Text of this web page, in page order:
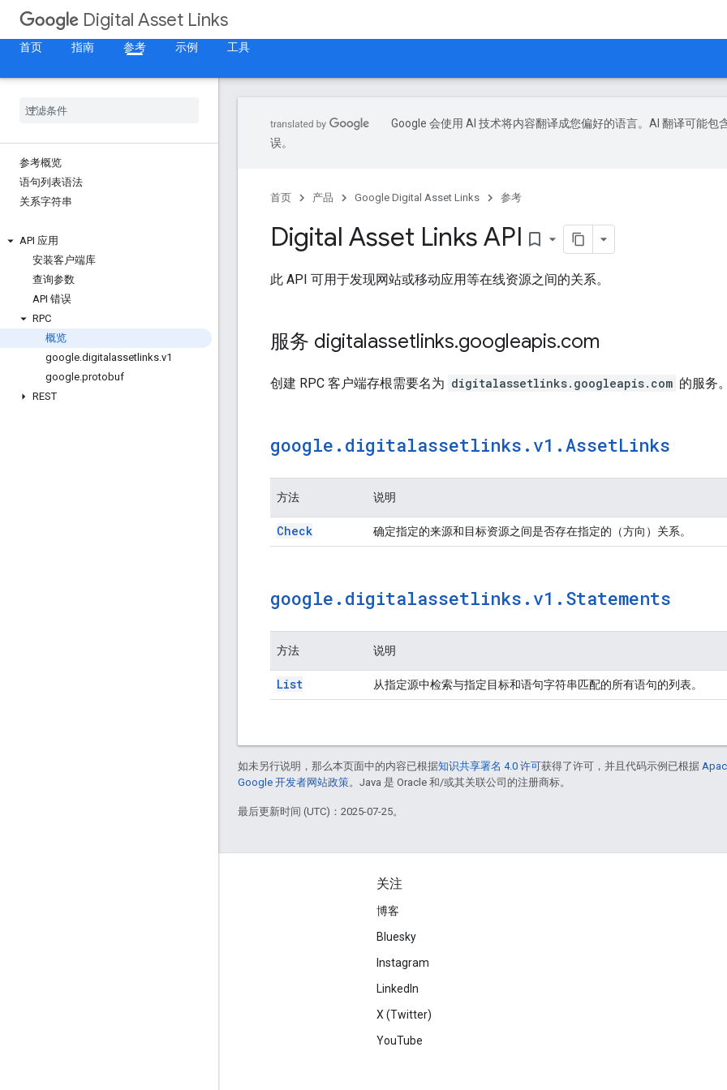
Digital Asset Links
首页 指南 参考 示例 工具
参考概览
语句列表语法
关系字符串
API 应用
安装客户端库
查询参数
API 错误
RPC
概览
google.digitalassetlinks.v1
google.protobuf
REST
Google 会使用 AI 技术将内容翻译成您偏好的语言。AI 翻译可能包
误。
首页 产品 Google Digital Asset Links 参考
Digital Asset Links API bookmark_border
此 API 可用于发现网站或移动应用等在线资源之间的关系。
服务 digitalassetlinks.googleapis.com
创建 RPC 客户端存根需要名为 digitalassetlinks.googleapis.com 的服务
google . digitalassetlinks . v1 .AssetLinks
方法 说明
Check 确定指定的来源和目标资源之间是否存在指定的（方向）关系。
google . digitalassetlinks . v1 . Statements
方法 说明
List 从指定源中检索与指定目标和语句字符串匹配的所有语句的列表。
如未另行说明，那么本页面中的内容已根据知识共享署名 4.0 许可获得了许可，并且代码示例已根据
Google 开发者网站政策。Java 是 Oracle 和/或其关联公司的注册商标。
最后更新时间 (UTC)：2025-07-25。
关注
博客
Bluesky
Instagram
LinkedIn
X (Twitter)
YouTube